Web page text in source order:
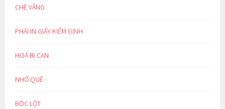
CHÈ VẰNG
PHẢI IN GIẤY KIỂM ĐỊNH
HOÁ BỊ CAN
NHỚ QUÊ
BÓC LỘT